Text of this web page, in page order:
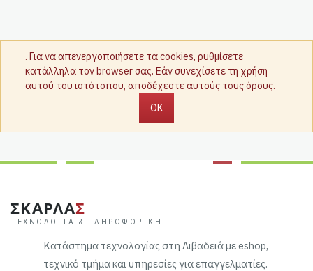
. Για να απενεργοποιήσετε τα cookies, ρυθμίσετε
κατάλληλα τον browser σας. Εάν συνεχίσετε τη χρήση
αυτού του ιστότοπου, αποδέχεστε αυτούς τους όρους.
OK
ΣΚΑΡΛΑΣ
ΤΕΧΝΟΛΟΓΊΑ & ΠΛΗΡΟΦΟΡΙΚΉ
Κατάστημα τεχνολογίας στη Λιβαδειά με eshop,
τεχνικό τμήμα και υπηρεσίες για επαγγελματίες.